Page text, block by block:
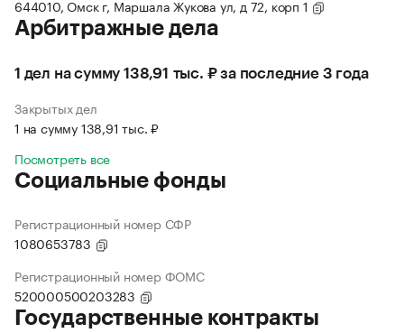
644010, Омск г, Маршала Жукова ул, д 72, корп 1
Арбитражные дела
1 дел на сумму 138,91 тыс. ₽ за последние 3 года
Закрытых дел
1 на сумму 138,91 тыс. ₽
Посмотреть все
Социальные фонды
Регистрационный номер СФР
1080653783
Регистрационный номер ФОМС
520000500203283
Государственные контракты